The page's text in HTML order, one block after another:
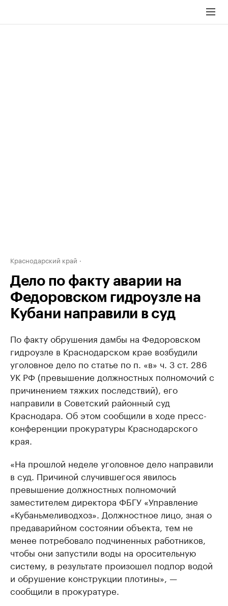
Краснодарский край
Дело по факту аварии на
Федоровском гидроузле на
Кубани направили в суд
По факту обрушения дамбы на Федоровском
гидроузле в Краснодарском крае возбудили
уголовное дело по статье по п. «в» ч. 3 ст. 286
УК РФ (превышение должностных полномочий с
причинением тяжких последствий), его
направили в Советский районный суд
Краснодара. Об этом сообщили в ходе пресс-
конференции прокуратуры Краснодарского
края.
«На прошлой неделе уголовное дело направили
в суд. Причиной случившегося явилось
превышение должностных полномочий
заместителем директора ФБГУ «Управление
«Кубаньмеливодхоз». Должностное лицо, зная о
предаварийном состоянии объекта, тем не
менее потребовало подчиненных работников,
чтобы они запустили воды на оросительную
систему, в результате произошел подпор водой
и обрушение конструкции плотины», —
сообщили в прокуратуре.